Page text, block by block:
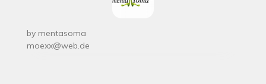
by mentasoma
moexx@web.de